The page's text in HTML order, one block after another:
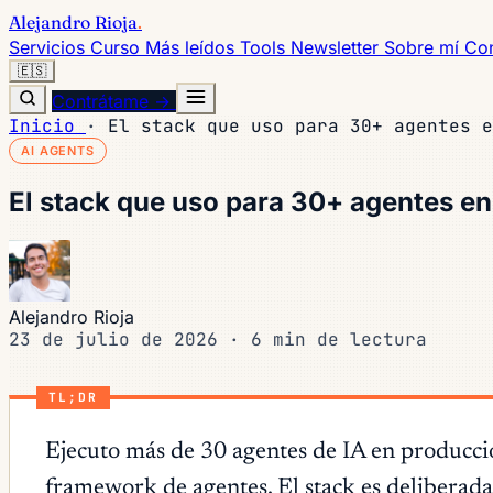
Alejandro Rioja.
Servicios Curso Más leídos Tools Newsletter Sobre mí
🇪🇸
Contrátame →
Inicio · El stack que uso para 30+ agentes
AI AGENTS
El stack que uso para 30+ agentes
Alejandro Rioja
23 de julio de 2026 · 6 min de lectura
TL;DR
Ejecuto más de 30 agentes de IA en